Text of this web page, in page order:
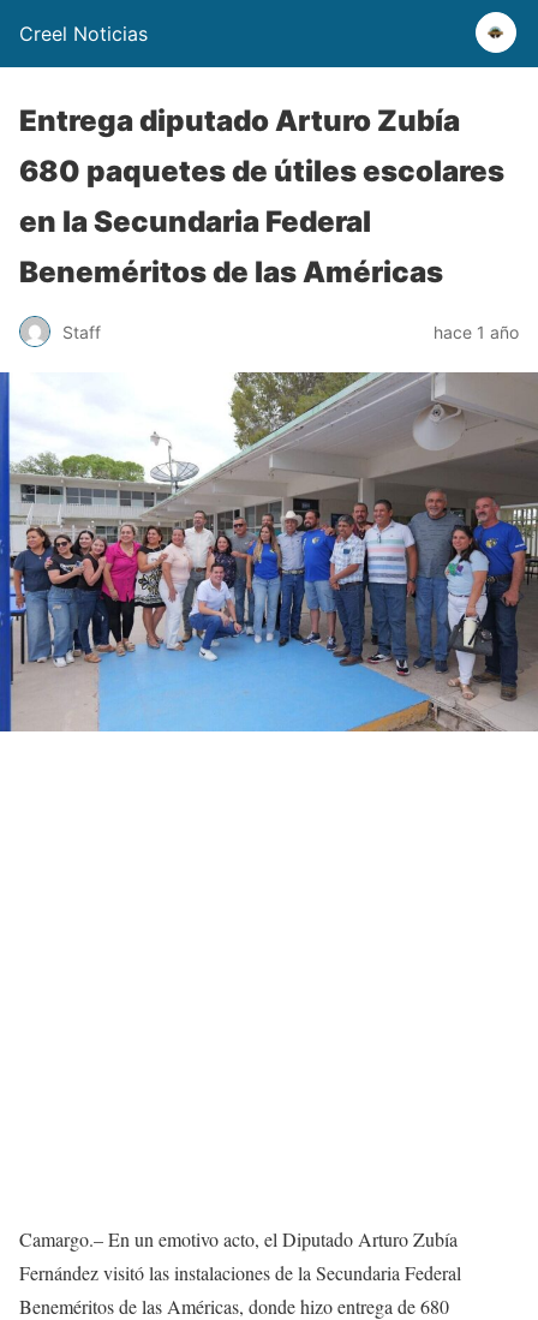
Creel Noticias
Entrega diputado Arturo Zubía
680 paquetes de útiles escolares
en la Secundaria Federal
Beneméritos de las Américas
Staff hace 1 año
Camargo.– En un emotivo acto, el Diputado Arturo Zubía
Fernández visitó las instalaciones de la Secundaria Federal
Beneméritos de las Américas, donde hizo entrega de 680